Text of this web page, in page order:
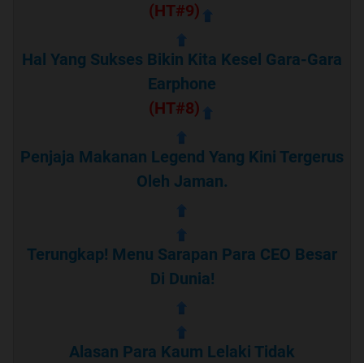
(HT#9)
Hal Yang Sukses Bikin Kita Kesel Gara-Gara
Earphone
(HT#8)
Penjaja Makanan Legend Yang Kini Tergerus
Oleh Jaman.
Terungkap! Menu Sarapan Para CEO Besar
Di Dunia!
Alasan Para Kaum Lelaki Tidak